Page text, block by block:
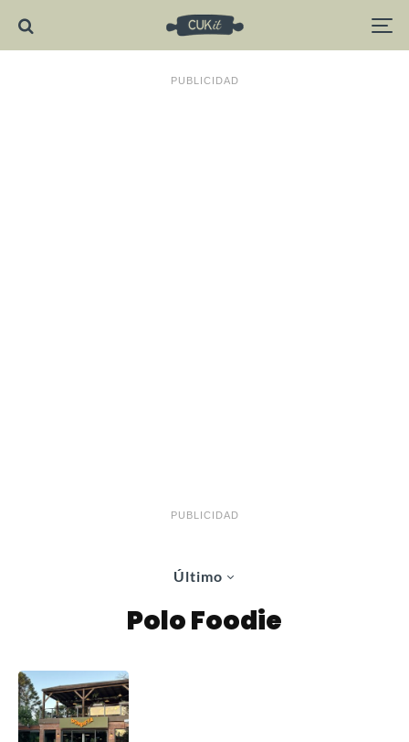
PUBLICIDAD
PUBLICIDAD
Último
Polo Foodie